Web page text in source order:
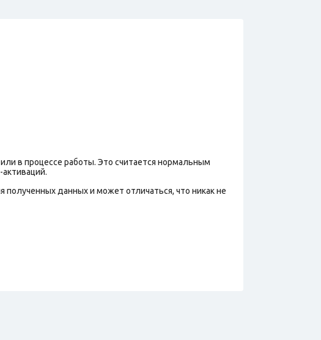
в процессе работы. Это считается нормальным
данных и может отличаться, что никак не